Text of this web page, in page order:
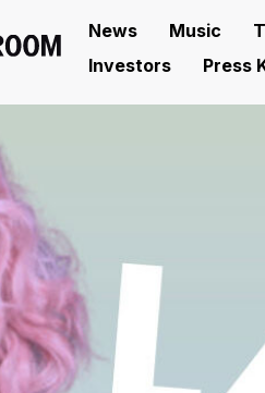
News Music
Investors
Press